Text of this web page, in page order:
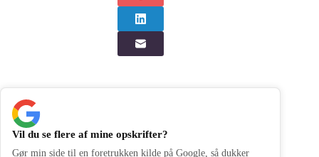
Vil du se flere af mine opskrifter?
Gør min side til en foretrukken kilde på Google, så dukker